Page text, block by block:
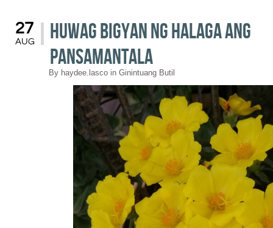
27
AUG
Huwag Bigyan ng Halaga ang
Pansamantala
By haydee.lasco in Ginintuang Butil